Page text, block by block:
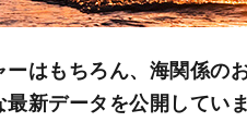
はもちろん、海関係の
新データを公開してい